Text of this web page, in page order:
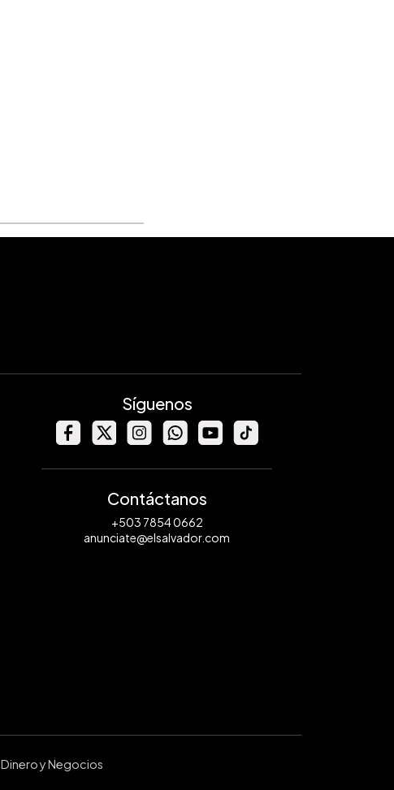
Síguenos
Contáctanos
+503 7854 0662
anunciate@elsalvador.com
Dinero y Negocios